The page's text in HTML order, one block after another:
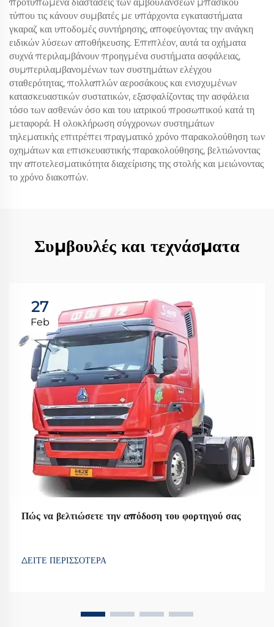
τύπου τις κάνουν συμβατές με υπάρχοντα εγκαταστήματα
γκαραζ και υποδομές συντήρησης, αποφεύγοντας την ανάγκη
ειδικών λύσεων αποθήκευσης. Επιπλέον, αυτά τα οχήματα
συχνά περιλαμβάνουν προηγμένα συστήματα ασφάλειας,
συμπεριλαμβανομένων των συστημάτων ελέγχου
σταθερότητας, πολλαπλών αεροσάκους και ενισχυμένων
κατασκευαστικών συστατικών, εξασφαλίζοντας την ασφάλεια
τόσο των ασθενών όσο και του ιατρικού προσωπικού κατά τη
μεταφορά. Η ολοκλήρωση σύγχρονων συστημάτων
τηλεματικής επιτρέπει πραγματικό χρόνο παρακολούθηση των
οχημάτων και επισκευαστικής παρακολούθησης, βελτιώνοντας
την αποτελεσματικότητα διαχείρισης της στολής και μειώνοντας
το χρόνο διακοπών.
Συμβουλές και τεχνάσματα
27
Feb
Πώς να βελτιώσετε την απόδοση του φορτηγού σας
ΔΕΙΤΕ ΠΕΡΙΣΣΟΤΕΡΑ